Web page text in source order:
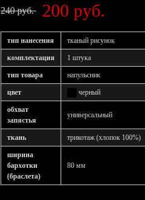
240 руб. 200 руб.
тип нанесения тканый рисунок
комплектация 1 штука
тип товара напульсник
цвет черный
обхват
запястья
универсальный
ткань трикотаж (хлопок 100%)
ширина
бархотки
(браслета)
80 мм